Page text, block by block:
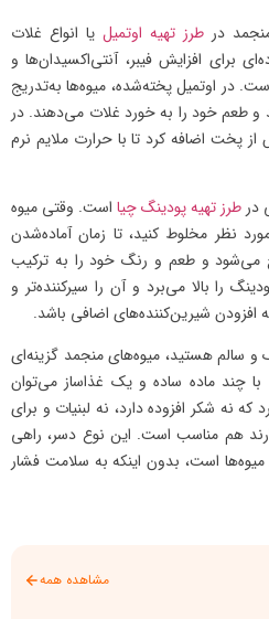
در طرز تهیه اوتمیل یا انواع غلات
برای افزایش فیبر، آنتی‌اکسیدان‌ها و
در اوتمیل پخته‌شده، میوه‌ها به‌تدریج
و طعم خود را به خورد غلات می‌دهند. در
پخت اضافه کرد تا با حرارت ملایم نرم
در طرز تهیه پودینگ چیا است. وقتی میوه
نظر مخلوط کنید، تا زمان آماده‌شدن
می‌شود و طعم و رنگ خود را به ترکیب
را بالا می‌برد و آن را سیرکننده‌تر و
افزودن شیرین‌کننده‌های اضافی باشد.
و سالم هستید، میوه‌های منجمد گزینه‌ای
چند ماده ساده و یک غذاساز می‌توان
که نه شکر افزوده دارد، نه لبنیات و برای
هم مناسب است. این نوع دسر، راهی
است، بدون اینکه به سلامت فشار
مشاهده همه